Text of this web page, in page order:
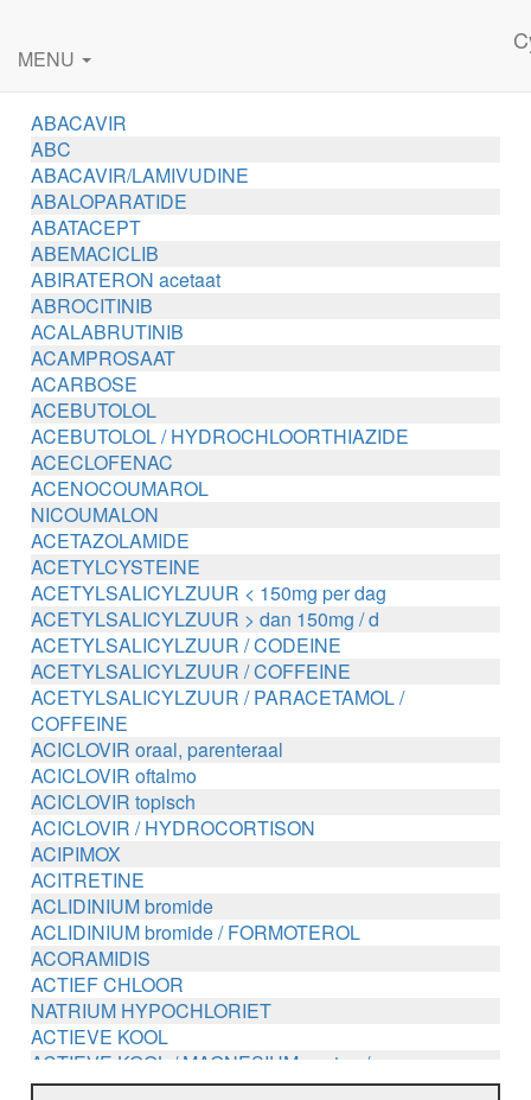
MENU
ABACAVIR
ABC
ABACAVIR/LAMIVUDINE
ABALOPARATIDE
ABATACEPT
ABEMACICLIB
ABIRATERON acetaat
ABROCITINIB
ACALABRUTINIB
ACAMPROSAAT
ACARBOSE
ACEBUTOLOL
ACEBUTOLOL / HYDROCHLOORTHIAZIDE
ACECLOFENAC
ACENOCOUMAROL
NICOUMALON
ACETAZOLAMIDE
ACETYLCYSTEINE
ACETYLSALICYLZUUR < 150mg per dag
ACETYLSALICYLZUUR > dan 150mg / d
ACETYLSALICYLZUUR / CODEINE
ACETYLSALICYLZUUR / COFFEINE
ACETYLSALICYLZUUR / PARACETAMOL /
COFFEINE
ACICLOVIR oraal, parenteraal
ACICLOVIR oftalmo
ACICLOVIR topisch
ACICLOVIR / HYDROCORTISON
ACIPIMOX
ACITRETINE
ACLIDINIUM bromide
ACLIDINIUM bromide / FORMOTEROL
ACORAMIDIS
ACTIEF CHLOOR
NATRIUM HYPOCHLORIET
ACTIEVE KOOL
ACTIEVE KOOL / MAGNESIUM zouten /
METHENAMINE